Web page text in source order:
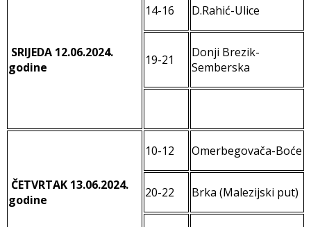
SRIJEDA 12.06.2024.
godine
14-16 D.Rahić-Ulice
19-21
Donji Brezik-
Semberska
ČETVRTAK 13.06.2024.
godine
10-12 Omerbegovača-Boće
20-22 Brka (Malezijski put)